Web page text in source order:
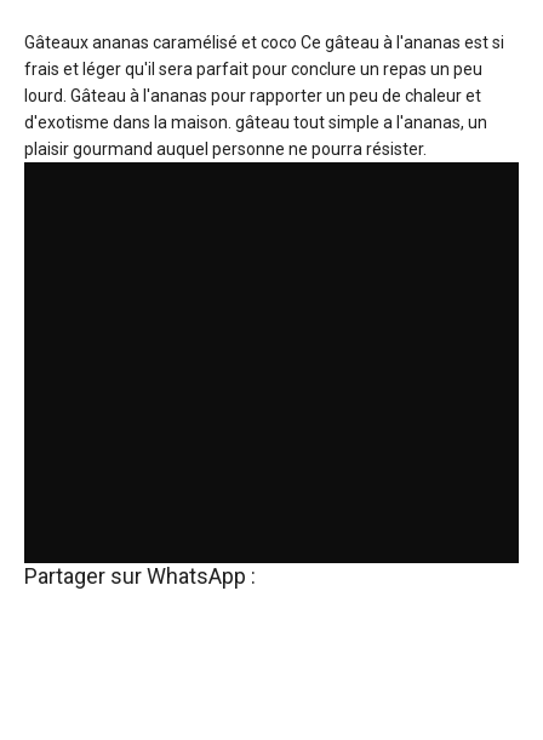
Gâteaux ananas caramélisé et coco Ce gâteau à l'ananas est si
frais et léger qu'il sera parfait pour conclure un repas un peu
lourd. Gâteau à l'ananas pour rapporter un peu de chaleur et
d'exotisme dans la maison. gâteau tout simple a l'ananas, un
plaisir gourmand auquel personne ne pourra résister.
Partager sur WhatsApp :